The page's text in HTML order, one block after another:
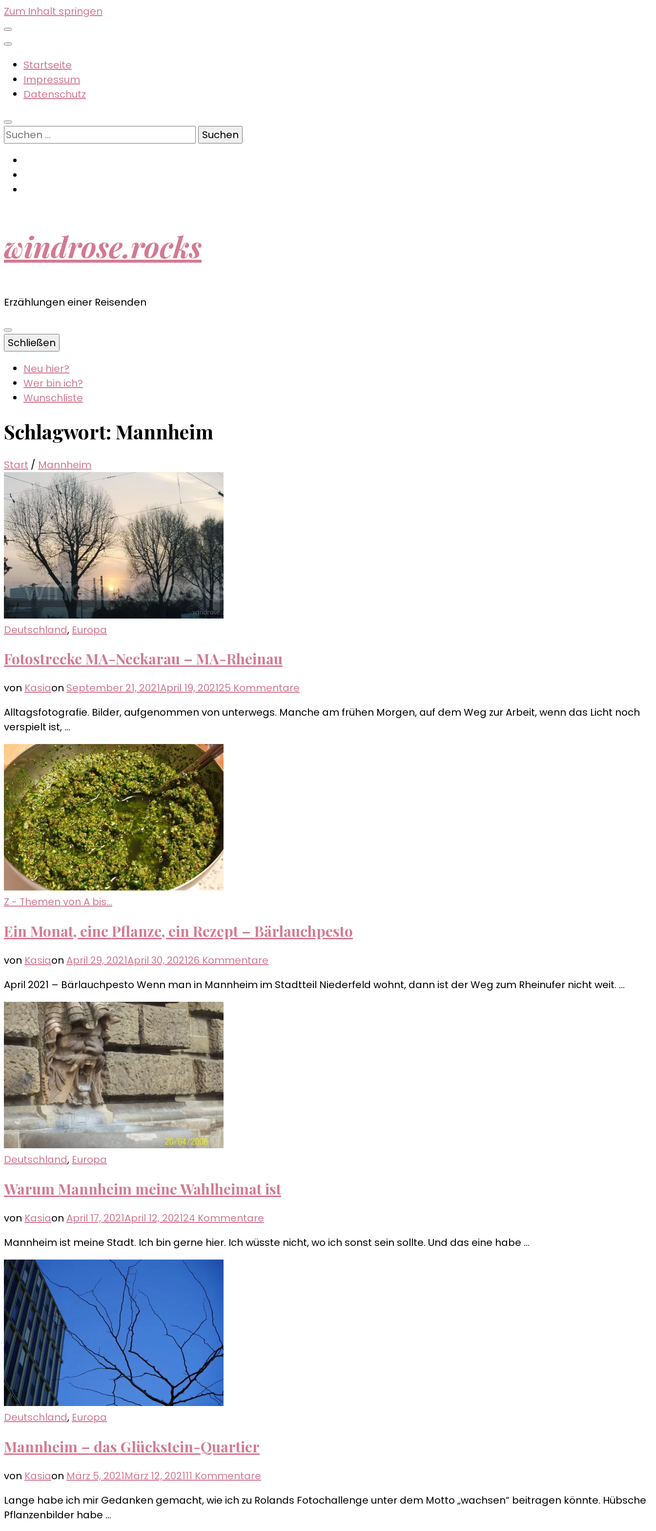
Zum Inhalt springen
Startseite
Impressum
Datenschutz
Suchen
nach:
windrose.rocks
Erzählungen einer Reisenden
Schließen
Neu hier?
Wer bin ich?
Wunschliste
Schlagwort: Mannheim
Start / Mannheim
Deutschland, Europa
Fotostrecke MA-Neckarau – MA-Rheinau
von Kasiaon September 21, 2021April 19, 202125 Kommentare
MA-
Alltagsfotografie. Bilder, aufgenommen von unterwegs. Manche am frühen Morgen, auf dem Weg zur Arbeit, wenn das Licht noch
verspielt ist, …
Z - Themen von A bis...
Ein Monat, eine Pflanze, ein Rezept – Bärlauchpesto
von Kasiaon April 29, 2021April 30, 202126 Kommentare
Monat,
April 2021 – Bärlauchpesto Wenn man in Mannheim im Stadtteil Niederfeld wohnt, dann ist der Weg zum Rheinufer nicht weit. …
Deutschland, Europa
Warum Mannheim meine Wahlheimat ist
von Kasiaon April 17, 2021April 12, 202124 Kommentare
Mannheim
Mannheim ist meine Stadt. Ich bin gerne hier. Ich wüsste nicht, wo ich sonst sein sollte. Und das eine habe …
Deutschland, Europa
Mannheim – das Glückstein-Quartier
von Kasiaon März 5, 2021März 12, 202111 Kommentare
–
Lange habe ich mir Gedanken gemacht, wie ich zu Rolands Fotochallenge unter dem Motto „wachsen“ beitragen könnte. Hübsche
Pflanzenbilder habe …